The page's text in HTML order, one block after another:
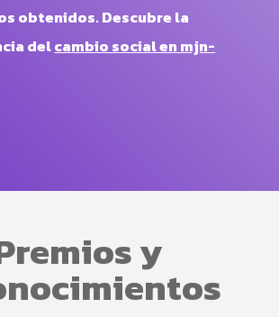
obtenidos. Descubre la
delcambio social en mjn-
y